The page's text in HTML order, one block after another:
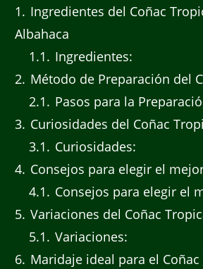
1
Ingredientes del Coñac
Albahaca
1.1
Ingredientes:
2 Método de Preparación del
2.1
Pasos para la
3 Curiosidades del Coñac
3.1
Curiosidades:
4 Consejos para elegir el
4.1
Consejos para elegir el
5 Variaciones del Coñac
5.1
Variaciones:
6 Maridaje ideal para el Coñac